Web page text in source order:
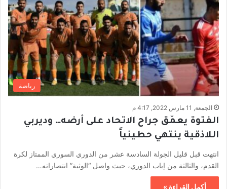
رياضة
الجمعة, 11 مارس 2022, 4:17 م
الفتوة يعمّق جراح الاتحاد على أرضه… وديربي
اللاذقية ينتهي حطينياً
انتهت قبل قليل الجولة السادسة عشر من الدوري السوري الممتاز لكرة
القدم، والثالثة من إياب الدوري، حيث واصل “الوثبة” انتصاراته…
أكمل القراءة »